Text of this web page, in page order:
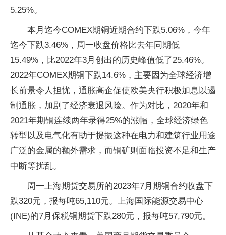
5.25%。
本月迄今COMEX期铜近期合约下跌5.06%，今年
迄今下跌3.46%，周一收盘价格比去年同期低
15.49%，比2022年3月创出的历史峰值低了25.46%。
2022年COMEX期铜下跌14.6%，主要因为全球经济增
长前景令人担忧，通胀高企促使欧美央行积极加息以遏
制通胀，加剧了经济衰退风险。作为对比，2020年和
2021年期铜连续两年录得25%的涨幅，全球经济绿色
转型以及电气化有助于提振这种在电力和建筑行业用途
广泛的金属的额外需求，而铜矿则面临投资不足和生产
中断等扰乱。
周一上海期货交易所的2023年7月期铜合约收盘下
跌320元，报每吨65,110元。上海国际能源交易中心
(INE)的7月保税铜期货下跌280元，报每吨57,790元。